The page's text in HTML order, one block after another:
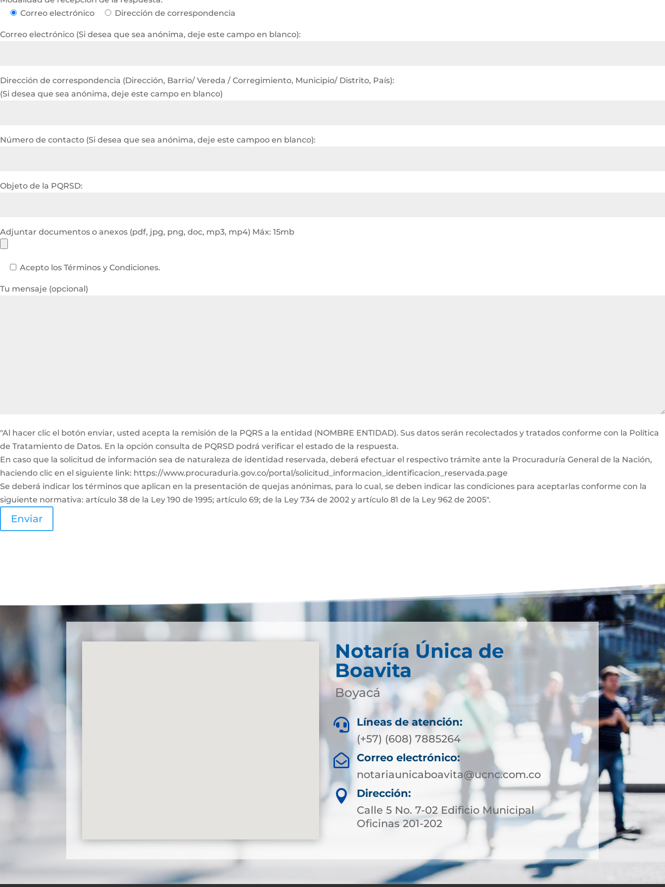
Correo electrónico
Dirección de correspondencia
Correo electrónico (Si desea que sea anónima, deje este campo en blanco):
Dirección de correspondencia (Dirección, Barrio/ Vereda / Corregimiento, Municipio/ Distrito, País):
(Si desea que sea anónima, deje este campo en blanco)
Número de contacto (Si desea que sea anónima, deje este campoo en blanco):
Objeto de la PQRSD:
Adjuntar documentos o anexos (pdf, jpg, png, doc, mp3, mp4) Máx: 15mb
Acepto los Términos y Condiciones.
Tu mensaje (opcional)
"Al hacer clic el botón enviar, usted acepta la remisión de la PQRS a la entidad (NOMBRE ENTIDAD). Sus datos serán recolectados y tratados conforme con la Política
de Tratamiento de Datos. En la opción consulta de PQRSD podrá verificar el estado de la respuesta.
En caso que la solicitud de información sea de naturaleza de identidad reservada, deberá efectuar el respectivo trámite ante la Procuraduría General de la Nación,
haciendo clic en el siguiente link: https://www.procuraduria.gov.co/portal/solicitud_informacion_identificacion_reservada.page
Se deberá indicar los términos que aplican en la presentación de quejas anónimas, para lo cual, se deben indicar las condiciones para aceptarlas conforme con la
siguiente normativa: artículo 38 de la Ley 190 de 1995; artículo 69; de la Ley 734 de 2002 y artículo 81 de la Ley 962 de 2005".
Enviar
Notaría Única de
Boavita
Boyacá

Líneas de atención:
(+57) (608) 7885264

Correo electrónico:
notariaunicaboavita@ucnc.com.co

Dirección:
Calle 5 No. 7-02 Edificio Municipal
Oficinas 201-202